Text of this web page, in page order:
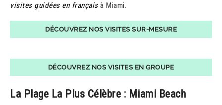
visites guidées en français à Miami.
DÉCOUVREZ NOS VISITES SUR-MESURE
DÉCOUVREZ NOS VISITES EN GROUPE
La Plage La Plus Célèbre : Miami Beach